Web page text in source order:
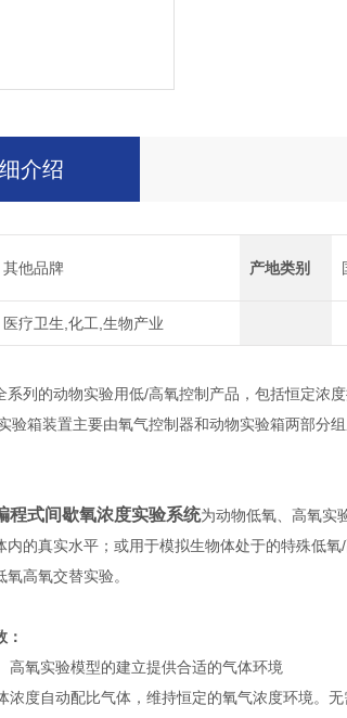
介绍
其他品牌 产地类别
医疗卫生,化工,生物产业
系列的动物实验用低/高氧控制产品，包括恒定浓
验箱装置主要由氧气控制器和动物实验箱两部分
程式间歇氧浓度实验系统为动物低氧、高氧实
内的真实水平；或用于模拟生物体处于的特殊低
高氧交替实验。
：
高氧实验模型的建立提供合适的气体环境
浓度自动配比气体，维持恒定的氧气浓度环境。